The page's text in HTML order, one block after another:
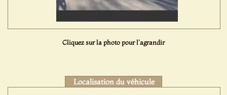
Cliquez sur la photo pour l'agrandir
Localisation du véhicule